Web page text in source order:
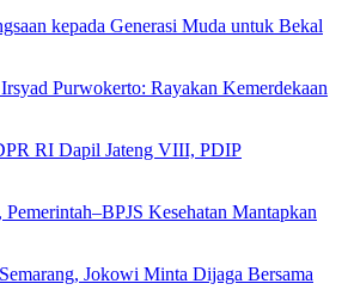
kepada Generasi Muda untuk Bekal
Purwokerto: Rayakan Kemerdekaan
RI Dapil Jateng VIII, PDIP
Kesehatan Mantapkan
Jokowi Minta Dijaga Bersama